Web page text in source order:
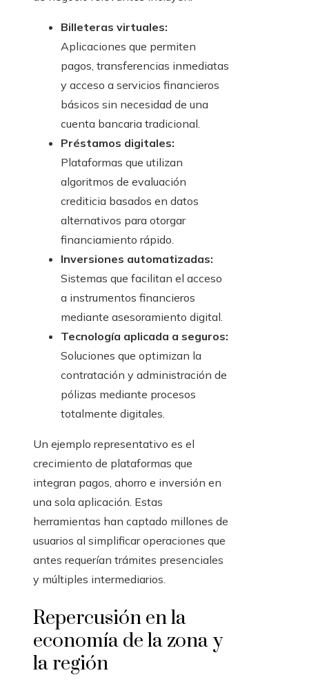
Billeteras virtuales:
Aplicaciones que permiten
pagos, transferencias inmediatas
y acceso a servicios financieros
básicos sin necesidad de una
cuenta bancaria tradicional.
Préstamos digitales:
Plataformas que utilizan
algoritmos de evaluación
crediticia basados en datos
alternativos para otorgar
financiamiento rápido.
Inversiones automatizadas:
Sistemas que facilitan el acceso
a instrumentos financieros
mediante asesoramiento digital.
Tecnología aplicada a seguros:
Soluciones que optimizan la
contratación y administración de
pólizas mediante procesos
totalmente digitales.
Un ejemplo representativo es el
crecimiento de plataformas que
integran pagos, ahorro e inversión en
una sola aplicación. Estas
herramientas han captado millones de
usuarios al simplificar operaciones que
antes requerían trámites presenciales
y múltiples intermediarios.
Repercusión en la
economía de la zona y
la región